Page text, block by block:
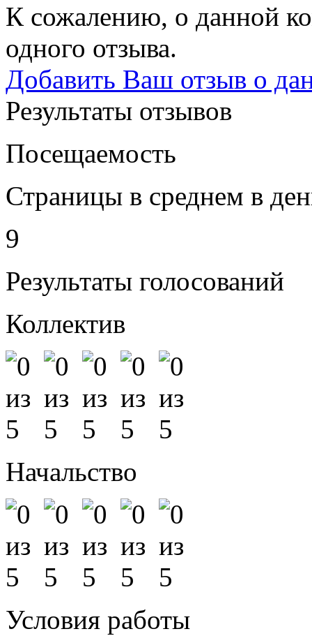
К сожалению, о данной
одного отзыва.
Добавить Ваш отзыв о
Результаты отзывов
Посещаемость
Страницы в среднем в
9
Результаты голосований
Коллектив
Начальство
Условия работы